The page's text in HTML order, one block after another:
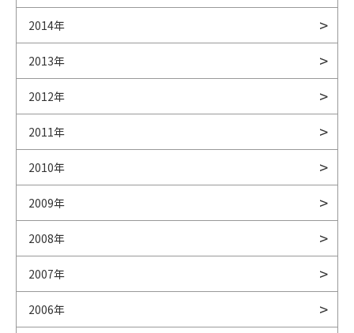
2014年
2013年
2012年
2011年
2010年
2009年
2008年
2007年
2006年